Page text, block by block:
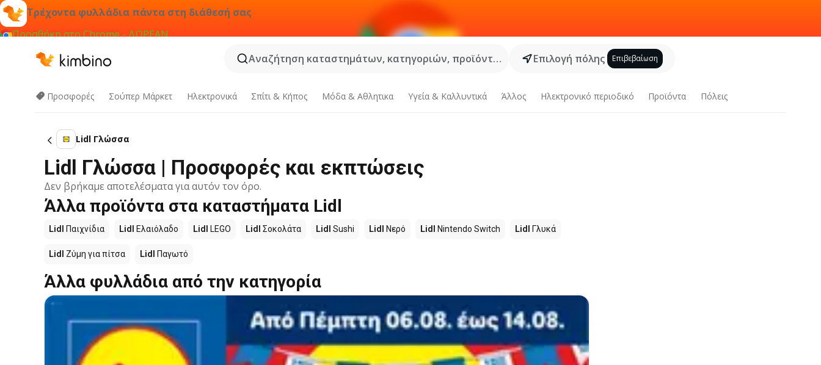
Τρέχοντα φυλλάδια πάντα στη διάθεσή σας
Προσθήκη στο Chrome - ΔΩΡΕΑΝ
Αναζήτηση καταστημάτων, κατηγοριών, προϊόντων...
Επιλογή πόλης Επιβεβαίωση
Προσφορές Σούπερ Μάρκετ Hλεκτρονικά Σπίτι & Κήπος Μόδα & Aθλητικα Υγεία & Καλλυντικά Άλλος Ηλεκτρονικό περιοδικό Προϊόντα Πόλεις
Lidl Γλώσσα
Lidl Γλώσσα | Προσφορές και εκπτώσεις
Δεν βρήκαμε αποτελέσματα για αυτόν τον όρο.
Άλλα προϊόντα στα καταστήματα Lidl
Lidl Παιχνίδια Lidl Ελαιόλαδο Lidl LEGO Lidl Σοκολάτα Lidl Sushi Lidl Νερό Lidl Nintendo Switch Lidl Γλυκά
Lidl Ζύμη για πίτσα Lidl Παγωτό
Άλλα φυλλάδια από την κατηγορία